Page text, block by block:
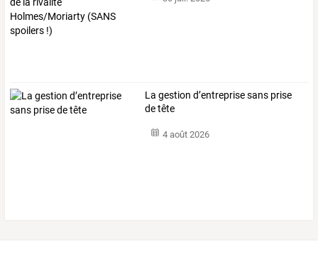
La gestion d’entreprise sans prise
de tête
4 août 2026